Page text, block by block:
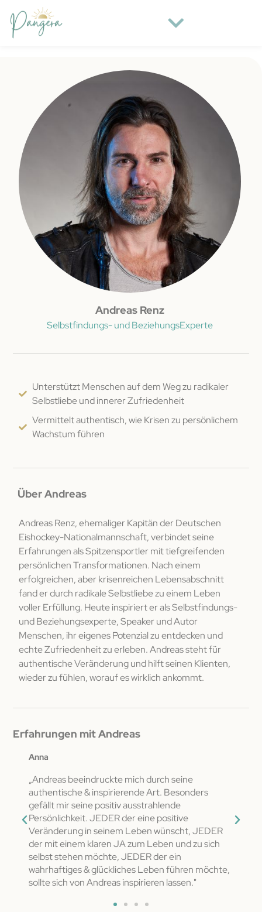
Andreas Renz
Selbstfindungs- und BeziehungsExperte
Unterstützt Menschen auf dem Weg zu radikaler
Selbstliebe und innerer Zufriedenheit
Vermittelt authentisch, wie Krisen zu persönlichem
Wachstum führen
Über Andreas
Andreas Renz, ehemaliger Kapitän der Deutschen
Eishockey-Nationalmannschaft, verbindet seine
Erfahrungen als Spitzensportler mit tiefgreifenden
persönlichen Transformationen. Nach einem
erfolgreichen, aber krisenreichen Lebensabschnitt
fand er durch radikale Selbstliebe zu einem Leben
voller Erfüllung. Heute inspiriert er als Selbstfindungs-
und Beziehungsexperte, Speaker und Autor
Menschen, ihr eigenes Potenzial zu entdecken und
echte Zufriedenheit zu erleben. Andreas steht für
authentische Veränderung und hilft seinen Klienten,
wieder zu fühlen, worauf es wirklich ankommt.
Erfahrungen mit Andreas
Anna
„Andreas beeindruckte mich durch seine
authentische & inspirierende Art. Besonders
gefällt mir seine positiv ausstrahlende
Persönlichkeit. JEDER der eine positive
Veränderung in seinem Leben wünscht, JEDER
der mit einem klaren JA zum Leben und zu sich
selbst stehen möchte, JEDER der ein
wahrhaftiges & glückliches Leben führen möchte,
sollte sich von Andreas inspirieren lassen."
Job